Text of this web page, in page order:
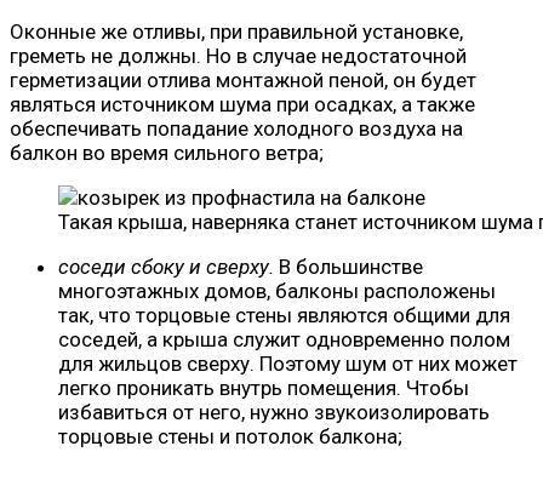
Оконные же отливы, при правильной установке,
греметь не должны. Но в случае недостаточной
герметизации отлива монтажной пеной, он будет
являться источником шума при осадках, а также
обеспечивать попадание холодного воздуха на
балкон во время сильного ветра;
Такая крыша, наверняка станет источником
соседи сбоку и сверху. В большинстве
многоэтажных домов, балконы расположены
так, что торцовые стены являются общими для
соседей, а крыша служит одновременно полом
для жильцов сверху. Поэтому шум от них может
легко проникать внутрь помещения. Чтобы
избавиться от него, нужно звукоизолировать
торцовые стены и потолок балкона;